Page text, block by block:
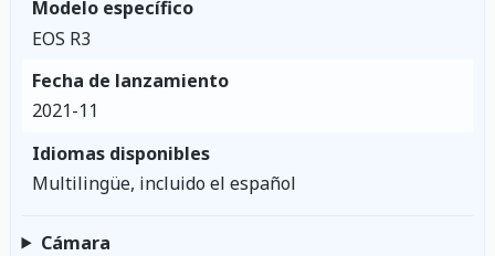
Modelo específico
EOS R3
Fecha de lanzamiento
2021-11
Idiomas disponibles
Multilingüe, incluido el español
Cámara